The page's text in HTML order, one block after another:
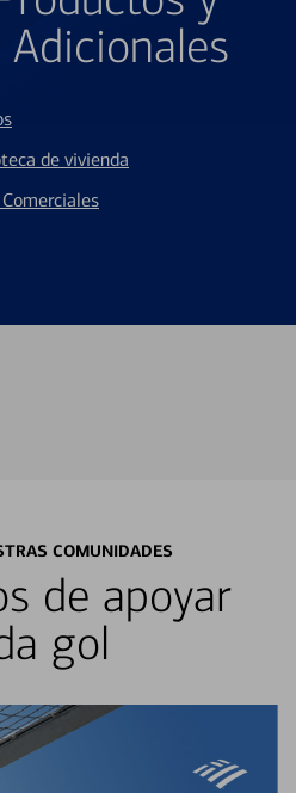
de vivienda
COMUNIDADES
de apoyar
gol